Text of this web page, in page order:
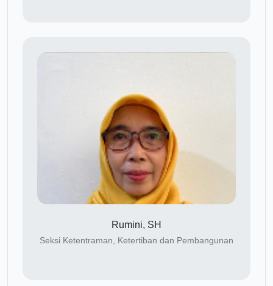
Rumini, SH
Seksi Ketentraman, Ketertiban dan Pembangunan